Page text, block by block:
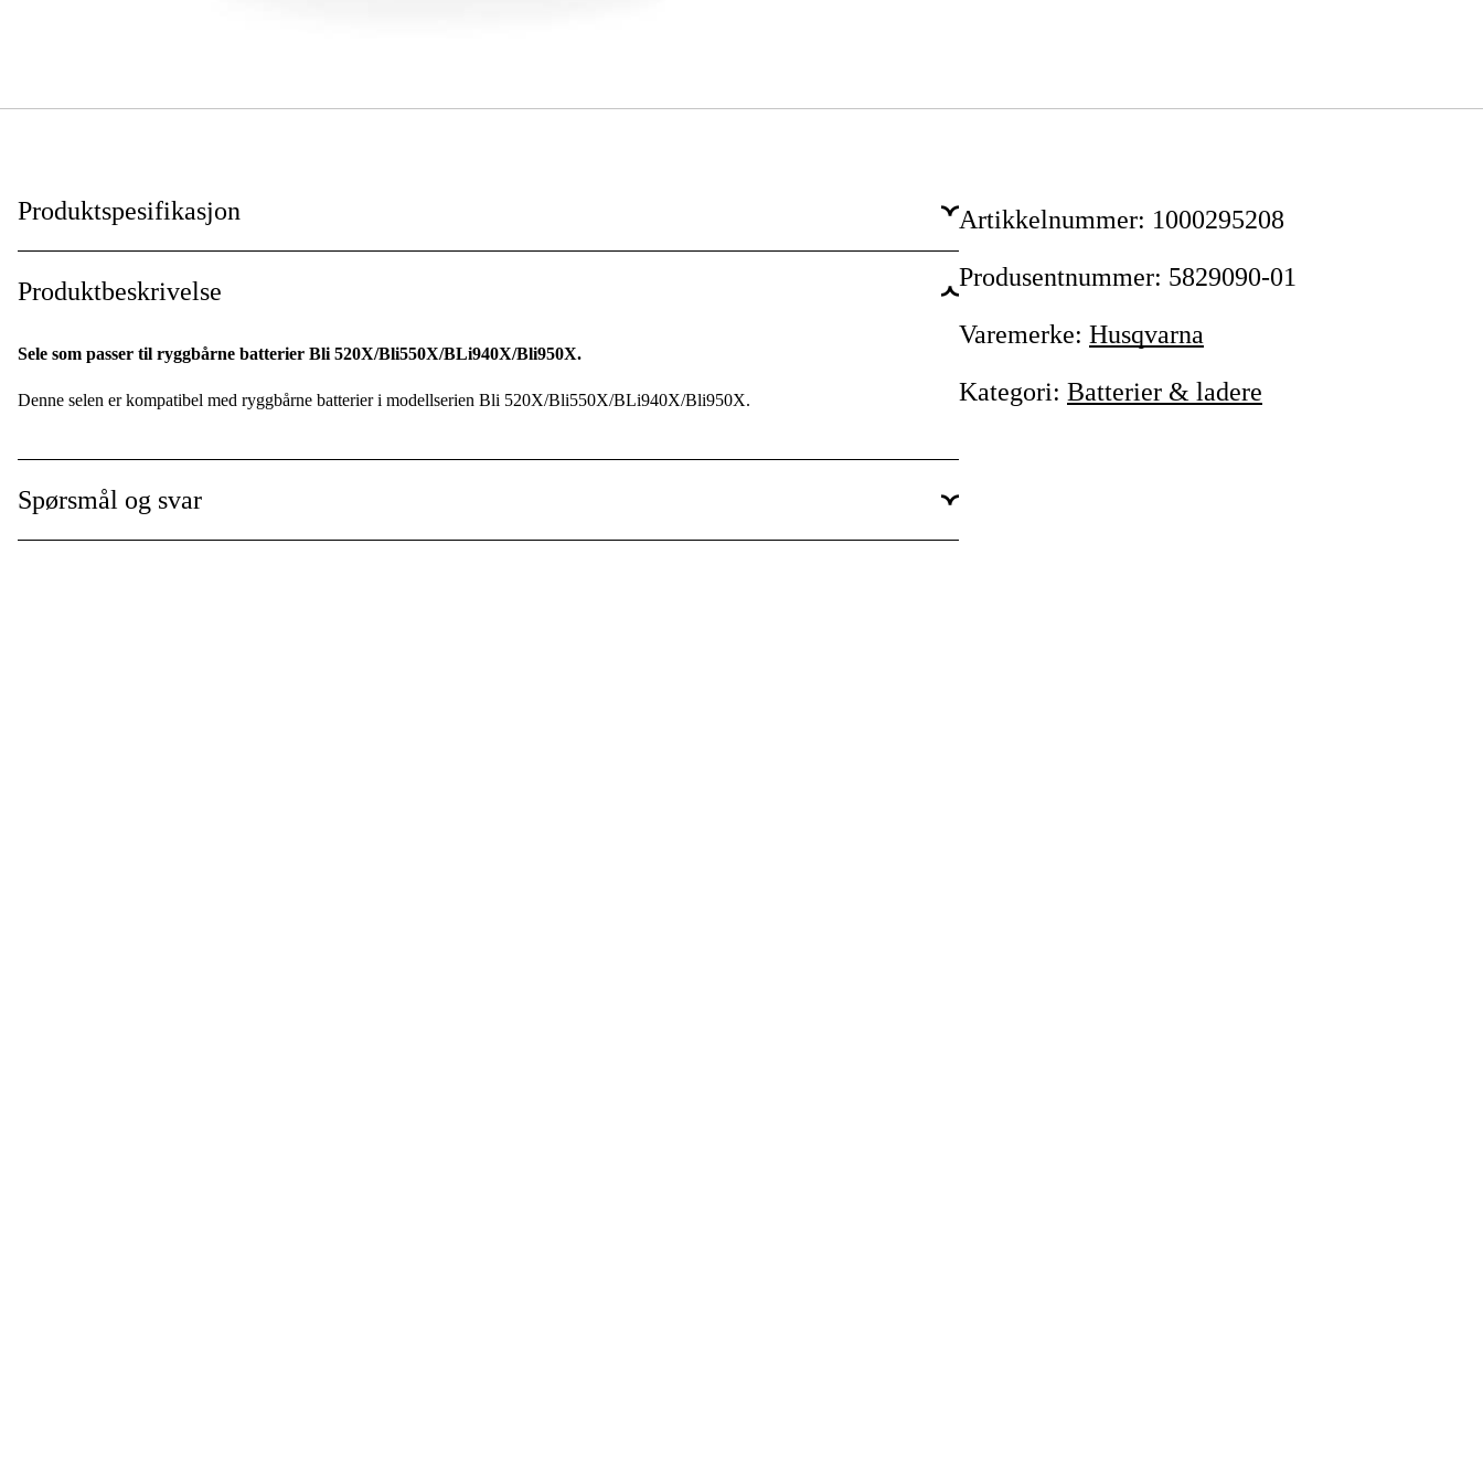
Produktspesifikasjon
Global garanti : Ja
Produktbeskrivelse
Sele som passer til ryggbårne batterier Bli 520X/Bli550X/BLi940X/Bli950X.
Denne selen er kompatibel med ryggbårne batterier i modellserien Bli 520X/Bli550X/BLi940X/Bli950X.
Spørsmål og svar
Artikkelnummer: 1000295208
Produsentnummer: 5829090-01
Varemerke: Husqvarna
Kategori: Batterier & ladere